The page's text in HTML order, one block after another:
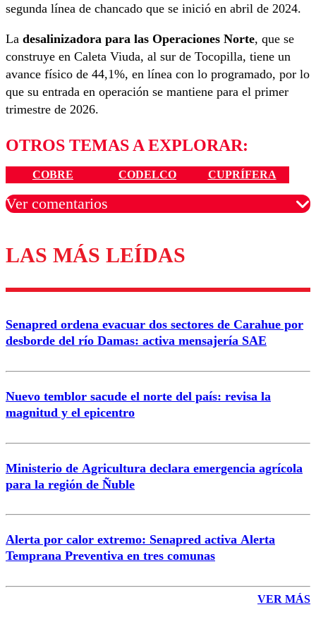
segunda línea de chancado que se inició en abril de 2024.
La desalinizadora para las Operaciones Norte, que se
construye en Caleta Viuda, al sur de Tocopilla, tiene un
avance físico de 44,1%, en línea con lo programado, por lo
que su entrada en operación se mantiene para el primer
trimestre de 2026.
OTROS TEMAS A EXPLORAR:
COBRE CODELCO CUPRÍFERA
Ver comentarios
Los comentarios son moderados para garantizar un
diálogo respetuoso.
Correo
LAS MÁS LEÍDAS
Senapred ordena evacuar dos sectores de Carahue por
desborde del río Damas: activa mensajería SAE
Nuevo temblor sacude el norte del país: revisa la
magnitud y el epicentro
Ministerio de Agricultura declara emergencia agrícola
para la región de Ñuble
Alerta por calor extremo: Senapred activa Alerta
Temprana Preventiva en tres comunas
VER MÁS